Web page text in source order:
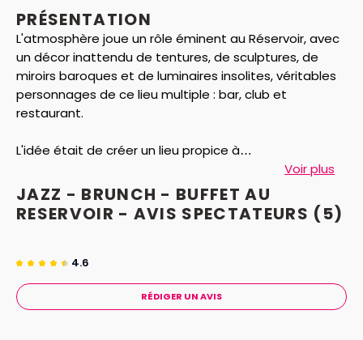
PRÉSENTATION
L'atmosphère joue un rôle éminent au Réservoir, avec
un décor inattendu de tentures, de sculptures, de
miroirs baroques et de luminaires insolites, véritables
personnages de ce lieu multiple : bar, club et
restaurant.
L'idée était de créer un lieu propice à
l’épanouissement de la passion de sa propriétaire,
Mary de Vivo, pour les artistes et la découverte de
nouveaux talents.
Ce pari ambitieux a fait du Réservoir l’un des repères
artistes en général, tout en restant un club ouvert et
convivial. Sa notoriété, son atmosphère chaleureuse
et sa cuisine séduisent les amateurs de moments
Voir plus
JAZZ - BRUNCH - BUFFET AU
RESERVOIR - AVIS SPECTATEURS (5)
4.6
RÉDIGER UN AVIS